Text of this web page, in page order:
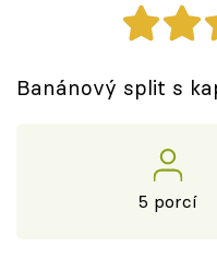
Těhotnej kuchař
Sledujte prima+
Banánový split s
5 porcí